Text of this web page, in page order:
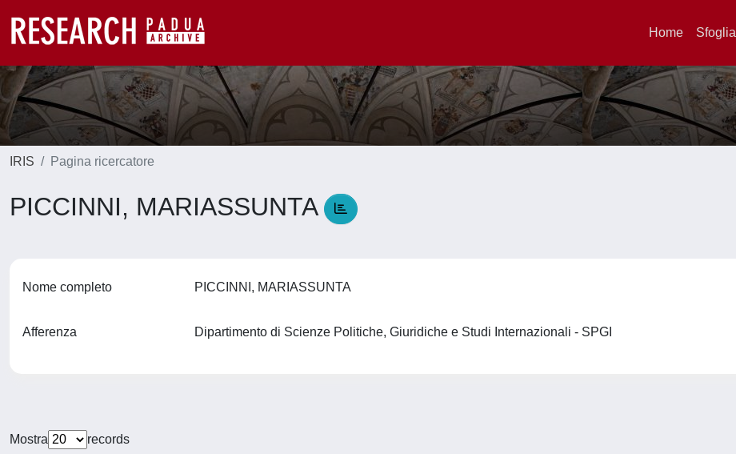
Home Sfoglia
IRIS Pagina ricercatore
PICCINNI, MARIASSUNTA
Nome completo PICCINNI, MARIASSUNTA
Afferenza Dipartimento di Scienze Politiche, Giuridiche e Studi Internazionali - SPGI
Mostra
records